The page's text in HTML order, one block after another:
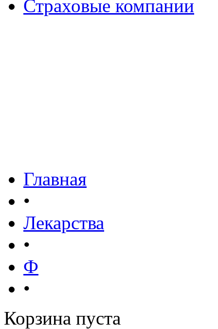
Страховые компании
Главная
•
Лекарства
•
Ф
•
Корзина пуста